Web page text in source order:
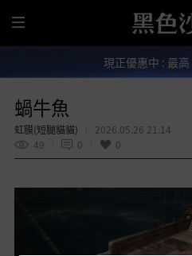
全
部
單
現正優惠中 : 最高
蝸牛魚
虹膜(短腿貓貓)
2026.05.26 21:14
49
0 0